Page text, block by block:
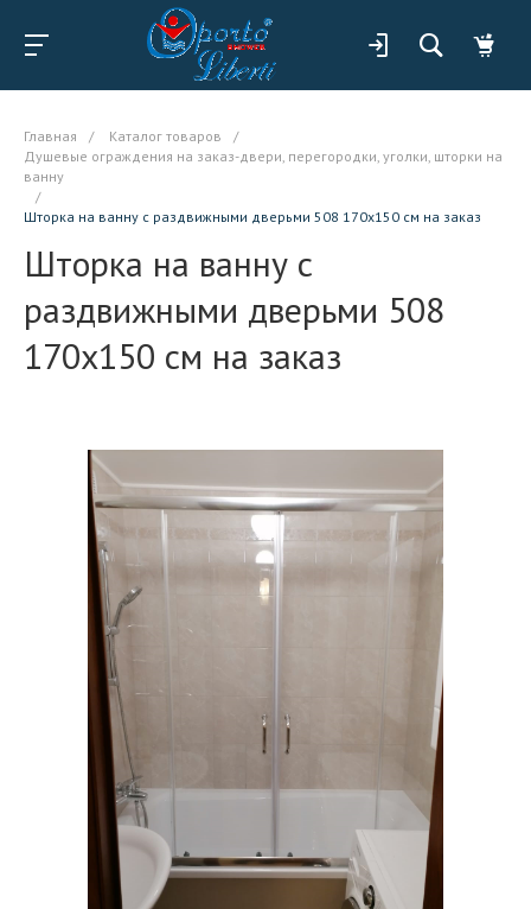
Главная / Каталог товаров
/
Душевые ограждения на заказ-двери, перегородки, уголки, шторки на
ванну
/
Шторка на ванну с раздвижными дверьми 508 170x150 см на заказ
Шторка на ванну с
раздвижными дверьми 508
170x150 см на заказ